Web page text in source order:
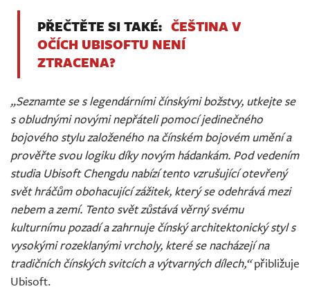
PŘEČTĚTE SI TAKÉ: ČEŠTINA V
OČÍCH UBISOFTU NENÍ
ZTRACENA?
„Seznamte se s legendárními čínskými božstvy, utkejte se
s obludnými novými nepřáteli pomocí jedinečného
bojového stylu založeného na čínském bojovém umění a
prověřte svou logiku díky novým hádankám. Pod vedením
studia Ubisoft Chengdu nabízí tento vzrušující otevřený
svět hráčům obohacující zážitek, který se odehrává mezi
nebem a zemí. Tento svět zůstává věrný svému
kulturnímu pozadí a zahrnuje čínský architektonický styl s
vysokými rozeklanými vrcholy, které se nacházejí na
tradičních čínských svitcích a výtvarných dílech,“přibližuje
Ubisoft.